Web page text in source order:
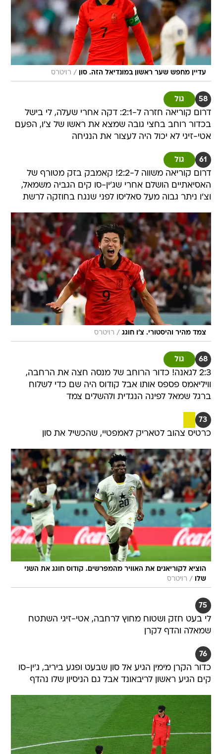
עדיין מחפש שער ראשון במונדיאל הזה. סון / רויטרס
58 גול
דרום קוריאה חזרה ל-2:1: דקה אחרי שעלה, לי בישל
בכדור רוחב בחצי גובה שמצא את ראשו של צ'ו, הפעם
אטי-זיגי לא יכול היה לעצור את הנגיחה
61 גול
דרום קוריאה משווה ל-2:2! קאמבק בזק מטורף של
האסיאתיים הושלם אחרי שג'ין-סו קים הגביה משמאל,
וצ'ו ניתר גבוה מעל סאליסו לפני שנגח בחוזקה לרשת
צמד מהיר והיסטורי. צ'ו חוגג / רויטרס
68 גול
2:3 לגאנה! כדור הרוחב של מנסה חצה את הרחבה,
וויליאמס פספס אותו אבל קודוס היה שם כדי לשלוח
ברגל שמאל לפינה הנגדית ולהשלים צמד
73
כרטיס צהוב לטאריק לאמפטיי, שהכשיל את סון
הוציא לקוריאנים את האוויר מהמפרשים. קודוס חוגג את השני
שלו
/ רויטרס
75
לי בעט חזק ושטוח מחוץ לרחבה, אטי-זיגי השתטח
שמאלה והדף לקרן
76
כדור הקרן מימין הגיע אל סון שבעט ופגע ביריב, ג'ין-סו
קים הגיע ראשון לריבאונד אבל גם הניסיון שלו נהדף